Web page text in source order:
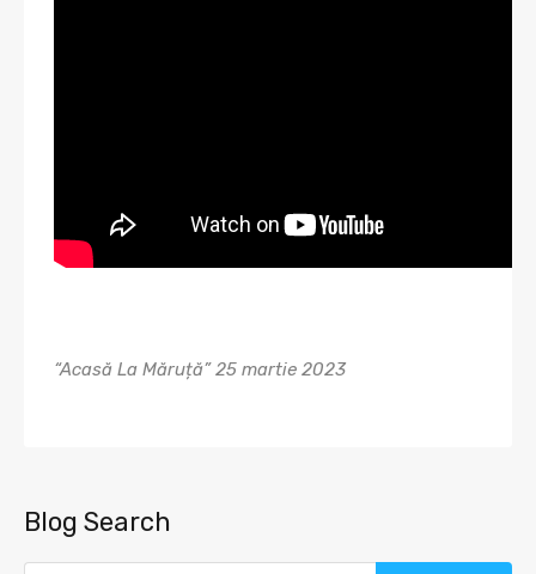
“Acasă La Măruță” 25 martie 2023
Blog Search